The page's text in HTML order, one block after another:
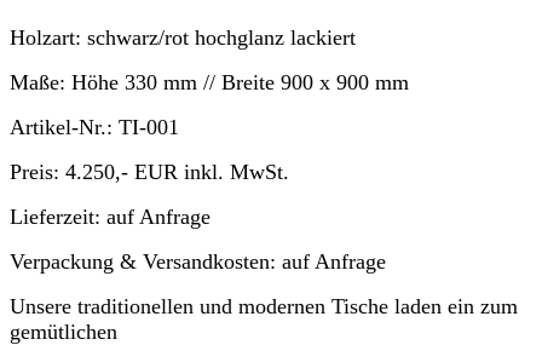
Holzart: schwarz/rot hochglanz lackiert
Maße: Höhe 330 mm // Breite 900 x 900 mm
Artikel-Nr.: TI-001
Preis: 4.250,- EUR inkl. MwSt.
Lieferzeit: auf Anfrage
Verpackung & Versandkosten: auf Anfrage
Unsere traditionellen und modernen Tische laden ein zum
gemütlichen